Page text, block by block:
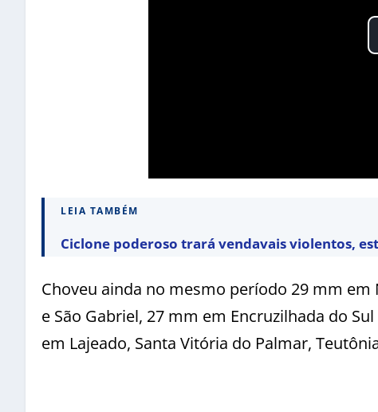
LEIA TAMBÉM
Ciclone poderoso trará vendavais violentos,
Choveu ainda no mesmo período 29 mm em
e São Gabriel, 27 mm em Encruzilhada do
em Lajeado, Santa Vitória do Palmar,